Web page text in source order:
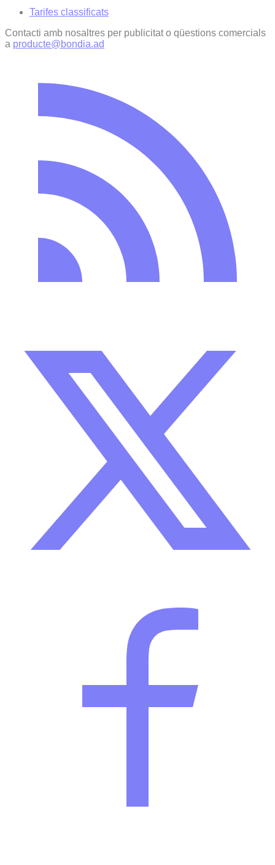
Tarifes classificats
Contacti amb nosaltres per publicitat o qüestions comercials
a producte@bondia.ad